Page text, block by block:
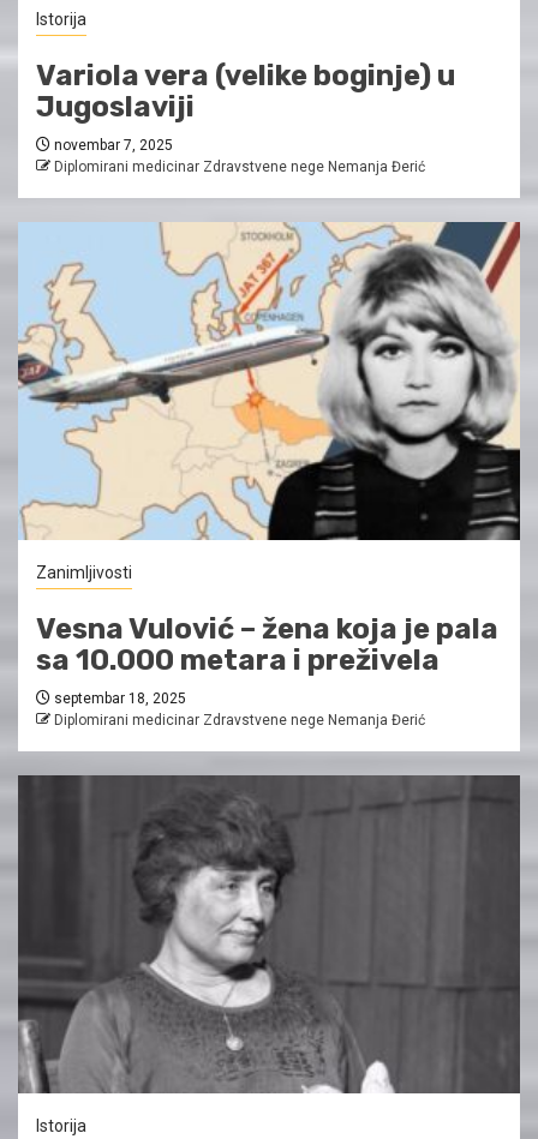
Istorija
Variola vera (velike boginje) u
Jugoslaviji
novembar 7, 2025
Diplomirani medicinar Zdravstvene nege Nemanja Đerić
Zanimljivosti
Vesna Vulović – žena koja je pala
sa 10.000 metara i preživela
septembar 18, 2025
Diplomirani medicinar Zdravstvene nege Nemanja Đerić
Istorija